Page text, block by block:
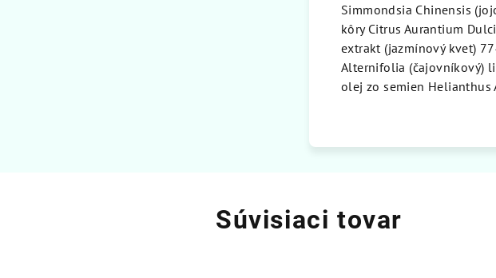
Simmondsia Chinensis
kôry Citrus Aurantium
extrakt (jazmínový kvet)
Alternifolia (čajovníkový)
olej zo semien Helianthus
Súvisiaci tovar